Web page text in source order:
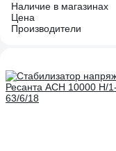
Наличие в магазинах
Цена
Производители